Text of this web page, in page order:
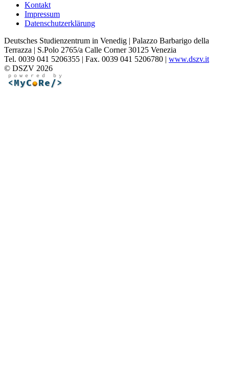
Kontakt
Impressum
Datenschutzerklärung
Deutsches Studienzentrum in Venedig | Palazzo Barbarigo della
Terrazza | S.Polo 2765/a Calle Corner 30125 Venezia
Tel. 0039 041 5206355 | Fax. 0039 041 5206780 | www.dszv.it
© DSZV 2026